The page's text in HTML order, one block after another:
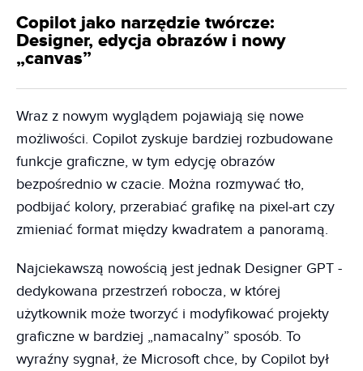
Copilot jako narzędzie twórcze:
Designer, edycja obrazów i nowy
„canvas”
Wraz z nowym wyglądem pojawiają się nowe
możliwości. Copilot zyskuje bardziej rozbudowane
funkcje graficzne, w tym edycję obrazów
bezpośrednio w czacie. Można rozmywać tło,
podbijać kolory, przerabiać grafikę na pixel‑art czy
zmieniać format między kwadratem a panoramą.
Najciekawszą nowością jest jednak Designer GPT -
dedykowana przestrzeń robocza, w której
użytkownik może tworzyć i modyfikować projekty
graficzne w bardziej „namacalny” sposób. To
wyraźny sygnał, że Microsoft chce, by Copilot był